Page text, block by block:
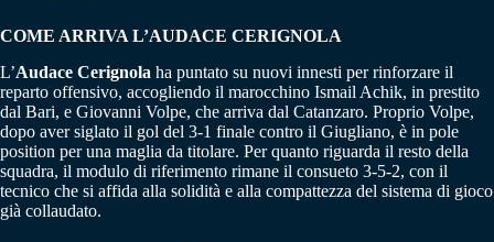
COME ARRIVA L’AUDACE CERIGNOLA
L’Audace Cerignola ha puntato su nuovi innesti per rinforzare il
reparto offensivo, accogliendo il marocchino Ismail Achik, in prestito
dal Bari, e Giovanni Volpe, che arriva dal Catanzaro. Proprio Volpe,
dopo aver siglato il gol del 3-1 finale contro il Giugliano, è in pole
position per una maglia da titolare. Per quanto riguarda il resto della
squadra, il modulo di riferimento rimane il consueto 3-5-2, con il
tecnico che si affida alla solidità e alla compattezza del sistema di gioco
già collaudato.